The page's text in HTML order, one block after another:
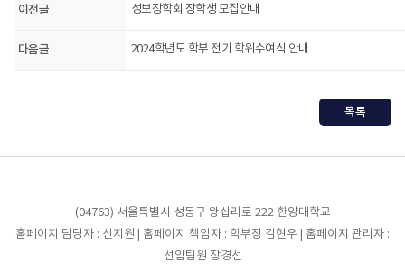
이전글 성보장학회 장학생 모집안내
다음글 2024학년도 학부 전기 학위수여식 안내
목록
(04763) 서울특별시 성동구 왕십리로 222 한양대학교
홈페이지 담당자 : 신지원 | 홈페이지 책임자 : 학부장 김현우 | 홈페이지 관리자 :
선임팀원 장경선